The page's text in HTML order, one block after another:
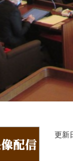
本
更新